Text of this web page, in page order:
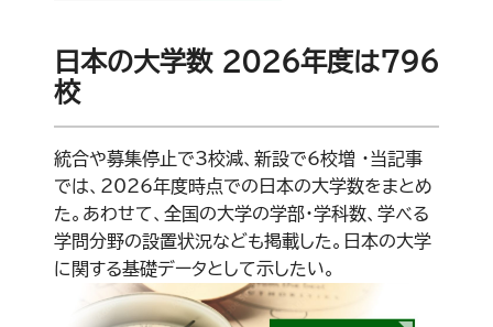
日本の大学数 2026年度は796
校
統合や募集停止で3校減、新設で6校増 ・当記事
では、2026年度時点での日本の大学数をまとめ
た。あわせて、全国の大学の学部・学科数、学べる
学問分野の設置状況なども掲載した。日本の大学
に関する基礎データとして示したい。